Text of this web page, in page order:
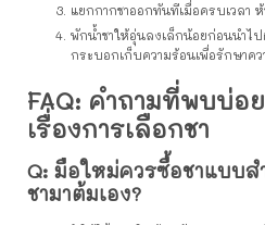
แยกกากชาออกทันทีเมื่อครบเวลา ห้
พักน้ำชาให้อุ่นลงเล็กน้อยก่อนนำไ
กระบอกเก็บความร้อนเพื่อรักษาค
FAQ: คำถามที่พบบ่อ
เรื่องการเลือกชา
Q: มือใหม่ควรซื้อชาแบบ
ชามาต้มเอง?